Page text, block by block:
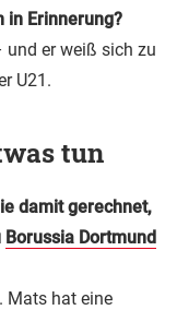
in Erinnerung?
und er weiß sich zu
U21.
tun
damit gerechnet,
Borussia Dortmund
Mats hat eine